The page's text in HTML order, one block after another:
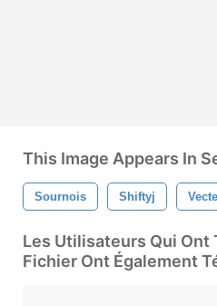
This Image Appears In
Sournois Shiftyj
Les Utilisateurs Qui Ont
Fichier Ont Également